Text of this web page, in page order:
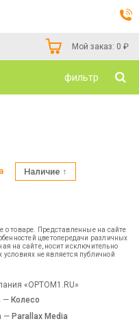
Мой заказ: 0 ₽
фильтр
Наличие ↑
о товаре. Представленные на сайте
цветопередачи различных
на сайте, носит исключительно
не является публичной
«OPTOM1.RU»
— Колесо
— Parallax Media